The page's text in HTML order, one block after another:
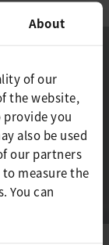
About
of our
the website,
you
also be used
our partners
measure the
You can